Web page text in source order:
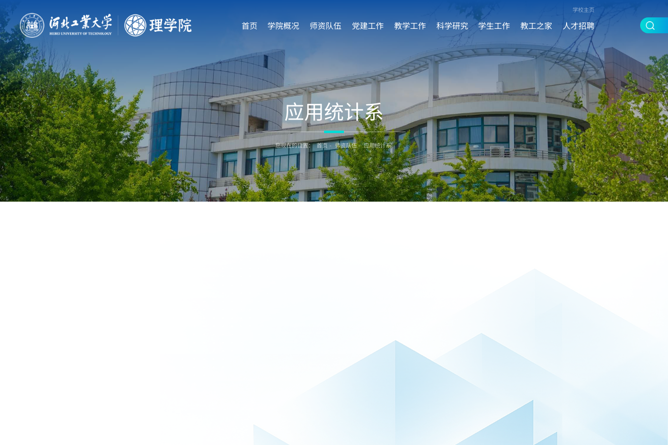
学校主页
首页 学院概况 师资队伍 党建工作 教学工作 科学研究 学生工作 教工之家 人才招聘
应用统计系
您现在的位置：首页 - 师资队伍 - 应用统计系